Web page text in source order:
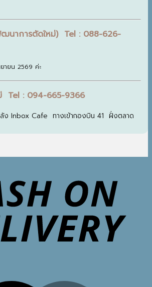
นาการตัดใหม่) Tel : 088-626-
ายน 2569 ค่ะ
Tel : 094-665-9366
ลัง Inbox Cafe ทางเข้ากองบิน 41 ฝั่งตลาด